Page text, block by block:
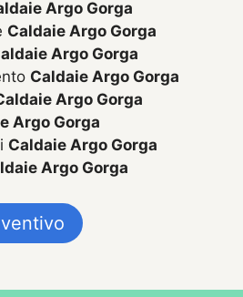
Argo Gorga
Caldaie Argo Gorga
Argo Gorga
Caldaie Argo Gorga
Argo Gorga
Argo Gorga
Caldaie Argo Gorga
Argo Gorga